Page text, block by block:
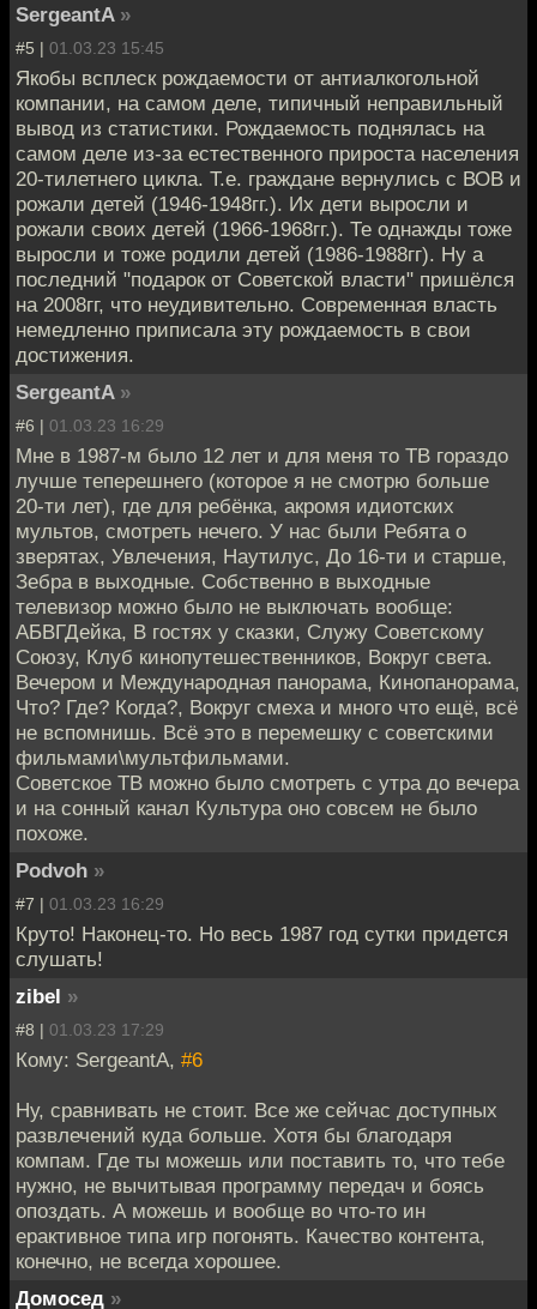
SergeantA »
#5 | 01.03.23 15:45
Якобы всплеск рождаемости от антиалкогольной
компании, на самом деле, типичный неправильный
вывод из статистики. Рождаемость поднялась на
самом деле из-за естественного прироста населения
20-тилетнего цикла. Т.е. граждане вернулись с ВОВ и
рожали детей (1946-1948гг.). Их дети выросли и
рожали своих детей (1966-1968гг.). Те однажды тоже
выросли и тоже родили детей (1986-1988гг). Ну а
последний "подарок от Советской власти" пришёлся
на 2008гг, что неудивительно. Современная власть
немедленно приписала эту рождаемость в свои
достижения.
SergeantA »
#6 | 01.03.23 16:29
Мне в 1987-м было 12 лет и для меня то ТВ гораздо
лучше теперешнего (которое я не смотрю больше
20-ти лет), где для ребёнка, акромя идиотских
мультов, смотреть нечего. У нас были Ребята о
зверятах, Увлечения, Наутилус, До 16-ти и старше,
Зебра в выходные. Собственно в выходные
телевизор можно было не выключать вообще:
АБВГДейка, В гостях у сказки, Служу Советскому
Союзу, Клуб кинопутешественников, Вокруг света.
Вечером и Международная панорама, Кинопанорама,
Что? Где? Когда?, Вокруг смеха и много что ещё, всё
не вспомнишь. Всё это в перемешку с советскими
фильмами\мультфильмами.
Советское ТВ можно было смотреть с утра до вечера
и на сонный канал Культура оно совсем не было
похоже.
Podvoh »
#7 | 01.03.23 16:29
Круто! Наконец-то. Но весь 1987 год сутки придется
слушать!
zibel »
#8 | 01.03.23 17:29
Кому: SergeantA, #6
Ну, сравнивать не стоит. Все же сейчас доступных
развлечений куда больше. Хотя бы благодаря
компам. Где ты можешь или поставить то, что тебе
нужно, не вычитывая программу передач и боясь
опоздать. А можешь и вообще во что-то ин
ерактивное типа игр погонять. Качество контента,
конечно, не всегда хорошее.
Домосед »